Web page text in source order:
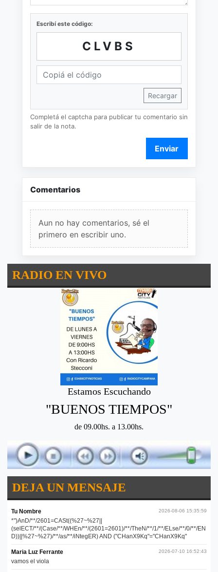
Escribí este código:
CLVBS
Recargar
Completá el captcha para publicar tu comentario sin
salir de la nota.
Enviar
Comentarios
Aun no hay comentarios, sé el
primero en escribir uno.
RADIO EN VIVO
Estamos Escuchando
"BUENOS TIEMPOS"
de 09.00hs. a 13.00hs.
DEJA UN MENSAJE